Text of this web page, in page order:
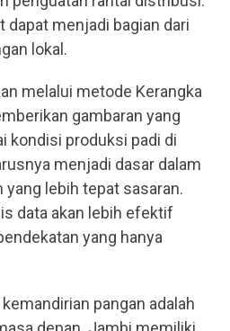
dapat menjadi bagian dari
lokal.
melalui metode Kerangka
gambaran yang
kondisi produksi padi di
menjadi dasar dalam
lebih tepat sasaran.
data akan lebih efektif
yang hanya
pangan adalah